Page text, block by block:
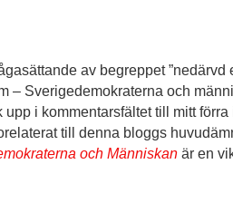
av begreppet
– Sverige­demokraterna och
i kommentarsfältet till mitt
till denna bloggs
och Människan är en